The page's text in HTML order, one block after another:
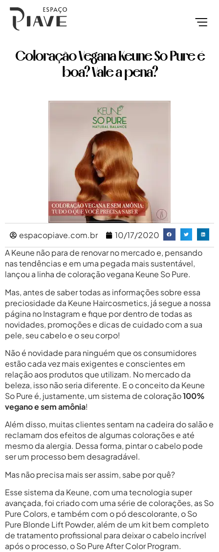
Coloração Vegana Keune So Pure é
boa? Vale a pena?
espacopiave.com.br
10/17/2020
A Keune não para de renovar no mercado e, pensando
nas tendências e em uma pegada mais sustentável,
lançou a linha de coloração vegana Keune So Pure.
Mas, antes de saber todas as informações sobre essa
preciosidade da Keune Haircosmetics, já segue a nossa
página no Instagram e fique por dentro de todas as
novidades, promoções e dicas de cuidado com a sua
pele, seu cabelo e o seu corpo!
Não é novidade para ninguém que os consumidores
estão cada vez mais exigentes e conscientes em
relação aos produtos que utilizam. No mercado da
beleza, isso não seria diferente. E o conceito da Keune
So Pure é, justamente, um sistema de coloração100%
vegano e sem amônia!
Além disso, muitas clientes sentam na cadeira do salão e
reclamam dos efeitos de algumas colorações e até
mesmo da alergia. Dessa forma, pintar o cabelo pode
ser um processo bem desagradável.
Mas não precisa mais ser assim, sabe por quê?
Esse sistema da Keune, com uma tecnologia super
avançada, foi criado com uma série de colorações, as So
Pure Colors, e também com o pó descolorante, o So
Pure Blonde Lift Powder, além de um kit bem completo
de tratamento profissional para deixar o cabelo incrível
após o processo, o So Pure After Color Program.